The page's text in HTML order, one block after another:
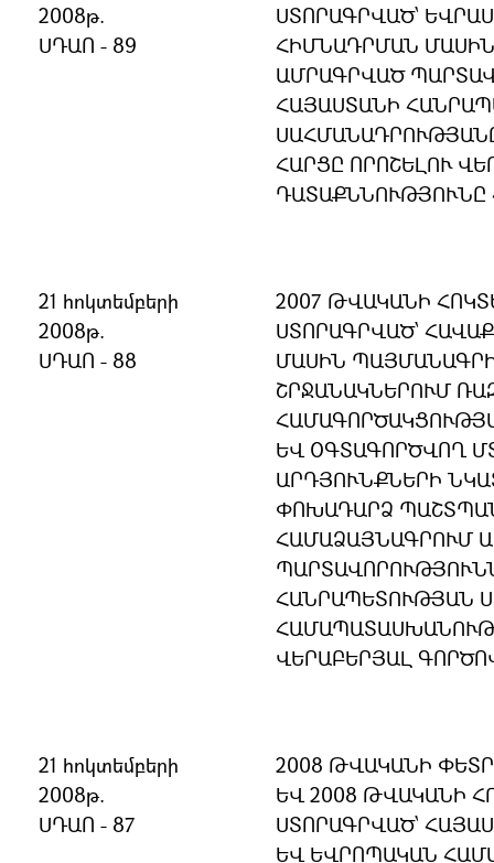
2008թ.
ՍԴԱՈ - 89
ՍՏՈՐԱԳՐՎԱԾ՝
ՀԻՄՆԱԴՐՄԱՆ
ԱՄՐԱԳՐՎԱԾ
ՀԱՅԱՍՏԱՆԻ
ՀԱՐՑԸ ՈՐՈՇԵԼՈՒ
ԴԱՏԱՔՆՆՈՒԹՅՈՒՆԸ
21 հոկտեմբերի
2008թ.
ՍԴԱՈ - 88
2007 ԹՎԱԿԱՆԻ
ՍՏՈՐԱԳՐՎԱԾ՝
ՄԱՍԻՆ
ՇՐՋԱՆԱԿՆԵՐՈՒՄ
ԵՎ ՕԳՏԱԳՈՐԾՎՈՂ
ԱՐԴՅՈՒՆՔՆԵՐԻ
ՓՈԽԱԴԱՐՁ
ՀԱՄԱՁԱՅՆԱԳՐՈՒՄ
ՀԱՆՐԱՊԵՏՈՒԹՅԱՆ
ՎԵՐԱԲԵՐՅԱԼ
21 հոկտեմբերի
2008թ.
ՍԴԱՈ - 87
2008 ԹՎԱԿԱՆԻ
ԵՎ 2008 ԹՎԱԿԱՆԻ
ՍՏՈՐԱԳՐՎԱԾ՝
ԵՎ ԵՎՐՈՊԱԿԱՆ